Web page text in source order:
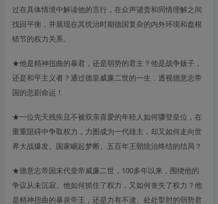
过在具体情境中解读他的言行，在众声谴责和同情理解之间
找回平衡，并展现在其统治时期德国复杂的内外环境和盘根
错节的权力关系。
★他是精神扭曲的暴君，还是弱势的君主？他是战争贩子，
还是和平主义者？通过德皇威廉二世的一生，透视德意志帝
国的悲剧命运！
★一位先天残疾且不被双亲喜爱的年轻人如何骤登皇位，在
重重阻碍中争取权力，力图成为一代雄主，却又如何走向世
界大战爆发、国家崛起梦断、五百年王朝统治终结的结局？
★德意志帝国末代皇帝威廉二世，100多年以来，围绕他的
争议从未沉寂。他如何抓住了权力，又如何丧失了权力？他
是精神扭曲的暴戾帝王，还是力有不逮、处处掣肘的弱势君